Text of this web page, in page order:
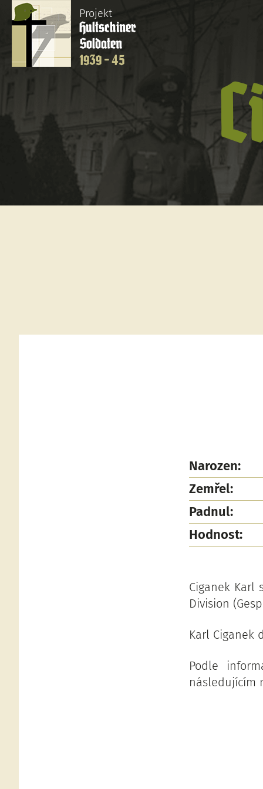
Projekt
Hultschiner
Soldaten
1939 - 45
Narozen:
Zemřel:
Padnul:
Hodnost:
Ciganek Karl
Division
Karl Ciganek
Podle
následujícím